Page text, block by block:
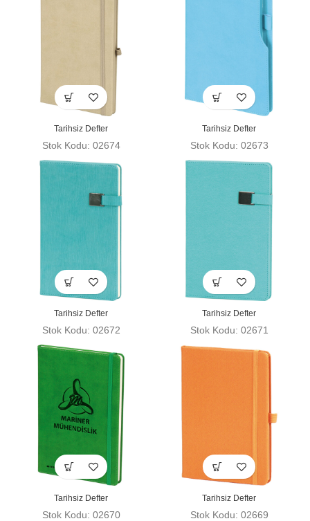
Tarihsiz Defter
Stok Kodu: 02674
Tarihsiz Defter
Stok Kodu: 02673
Tarihsiz Defter
Stok Kodu: 02672
Tarihsiz Defter
Stok Kodu: 02671
Tarihsiz Defter
Stok Kodu: 02670
Tarihsiz Defter
Stok Kodu: 02669